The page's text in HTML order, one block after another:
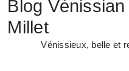
Blog
Millet
Vénissieux, belle et